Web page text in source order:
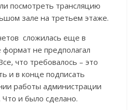
посмотреть трансляцию
зале на третьем этаже.
сложилась еще в
формат не предполагал
что требовалось – это
и в конце подписать
работы администрации
и было сделано.